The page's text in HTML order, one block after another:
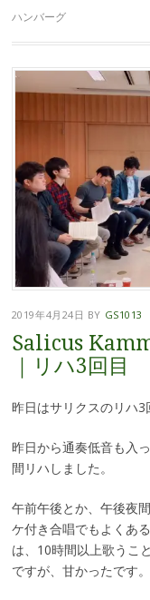
移
ハンバーグ
2019年4月24日 BY GS1013
Salicus
｜リハ3回目
昨日はサリクスのリハ3
昨日から通奏低音も入
間リハしました。
午前午後とか、午後夜
ケ付き合唱でもよくあ
は、10時間以上歌うこ
ですが、甘かったです。